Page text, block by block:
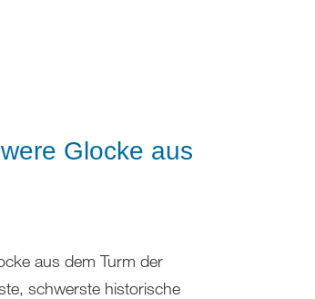
Glocke aus
aus dem Turm der
schwerste historische